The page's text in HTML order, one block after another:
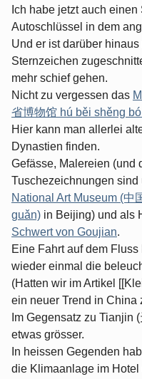
Ich habe jetzt auch
Autoschlüssel in dem
Und er ist darüber
Sternzeichen
mehr schief gehen.
Nicht zu vergessen das
省博物馆 hú běi shěng
Hier kann man allerlei
Dynastien finden.
Gefässe, Malereien (und
Tuschezeichnungen
National Art Museum (中
guǎn) in Beijing) und als
Schwert von Goujian.
Eine Fahrt auf dem
wieder einmal die
(Hatten wir im Artikel
ein neuer Trend in China
Im Gegensatz zu Tianjin
etwas grösser.
In heissen Gegenden
die Klimaanlage im